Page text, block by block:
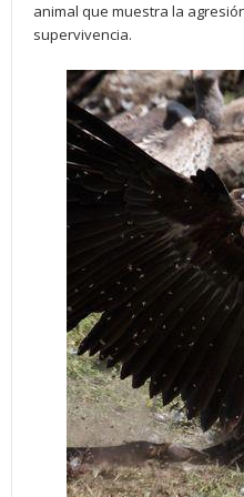
animal que muestra la
supervivencia.